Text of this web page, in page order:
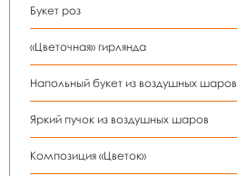
Букет роз
«Цветочная» гирлянда
Напольный букет из воздушных шаров
Яркий пучок из воздушных шаров
Композиция «Цветок»